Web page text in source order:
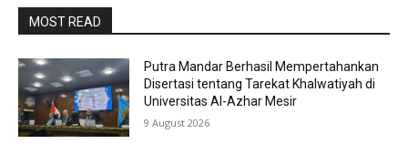
MOST READ
Putra Mandar Berhasil Mempertahankan
Disertasi tentang Tarekat Khalwatiyah di
Universitas Al-Azhar Mesir
9 August 2026